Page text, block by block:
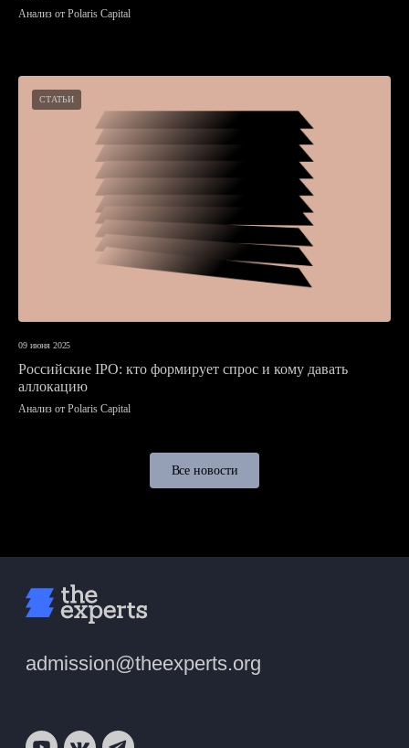
Анализ от Polaris Capital
СТАТЬИ
09 июня 2025
Российские IPO: кто формирует спрос и кому давать
аллокацию
Анализ от Polaris Capital
Все новости